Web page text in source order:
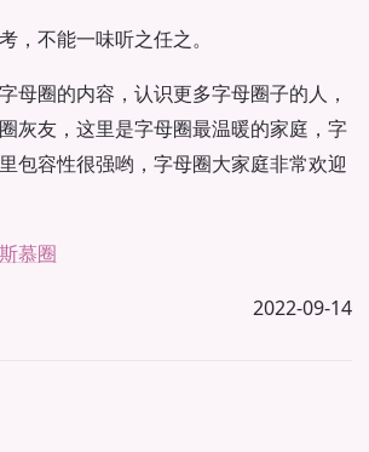
，不能一味听之任之。
母圈的内容，认识更多字母圈子的人，
灰友，这里是字母圈最温暖的家庭，字
包容性很强哟，字母圈大家庭非常欢迎
斯慕圈
2022-09-14